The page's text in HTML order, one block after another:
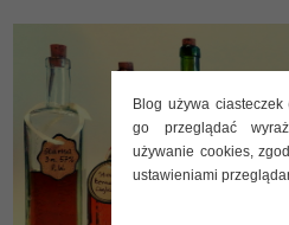
Blog używa ciasteczek
go przeglądać
używanie cookies,
ustawieniami